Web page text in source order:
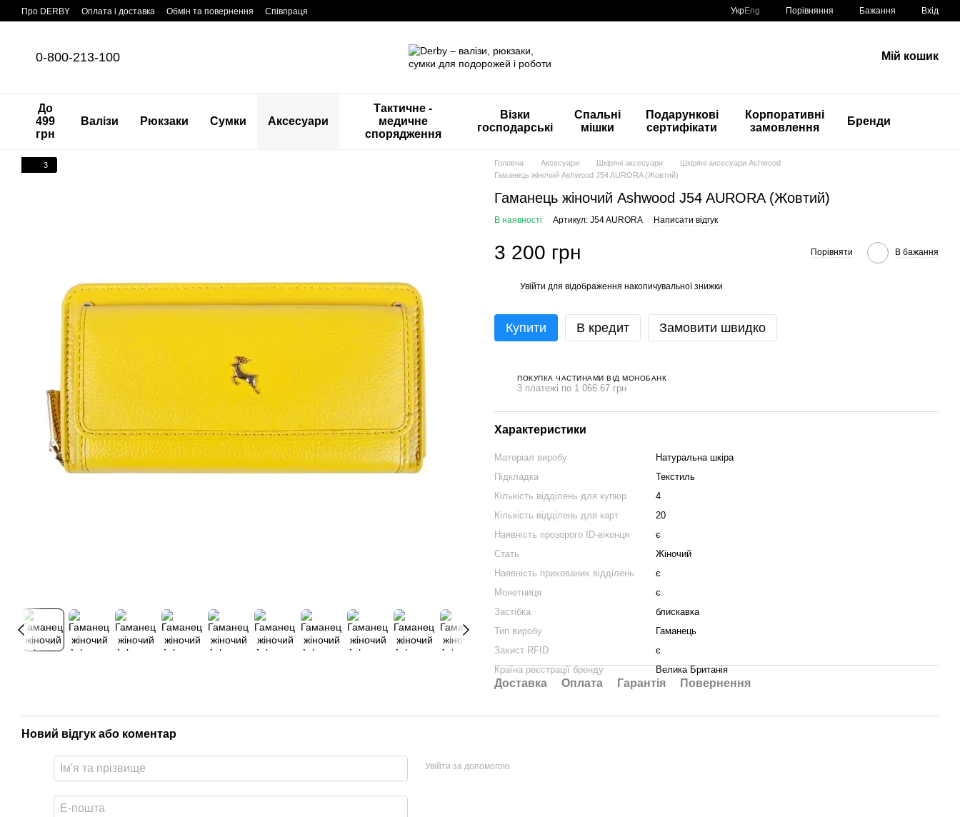
Перейти до основного контенту
Про DERBY Оплата і доставка Обмін та повернення Співпраця УкрEng Порівняння Бажання Вхід
0-800-213-100 Мій кошик
До
499
грн
Валізи Рюкзаки Сумки Аксесуари
Тактичне -
медичне
спорядження
Візки
господарські
Спальні
мішки
Подарункові
сертифікати
Корпоративні
замовлення
Бренди
3 Головна Аксесуари Шкіряні аксесуари
Шкіряні аксесуари Ashwood
Гаманець жіночий Ashwood J54 AURORA (Жовтий)
Гаманець жіночий Ashwood J54 AURORA (Жовтий)
В наявності Артикул: J54 AURORA Написати відгук
3 200 грн Порівняти В бажання
Увійти для відображення накопичувальної знижки
Купити В кредит Замовити швидко
ПОКУПКА ЧАСТИНАМИ ВІД МОНОБАНК
3 платежі по 1 066.67 грн
Характеристики
Матеріал виробу
Натуральна шкіра
Підкладка
Текстиль
Кількість відділень для купюр
4
Кількість відділень для карт
20
Наявність прозорого ID-віконця
є
Стать
Жіночий
Наявність прихованих відділень
є
Монетниця
є
Застібка
блискавка
Тип виробу
Гаманець
Захист RFID
є
Країна реєстрації бренду
Велика Британія
Доставка Оплата Гарантія Повернення
Новий відгук або коментар
Увійти за допомогою